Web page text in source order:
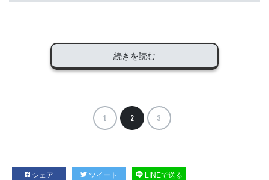
続きを読む
1 2 3
シェア ツイート LINEで送る